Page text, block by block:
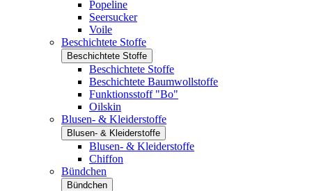
Popeline
Seersucker
Voile
Beschichtete Stoffe
Beschichtete Stoffe
Beschichtete Stoffe
Beschichtete Baumwollstoffe
Funktionsstoff "Bo"
Oilskin
Blusen- & Kleiderstoffe
Blusen- & Kleiderstoffe
Blusen- & Kleiderstoffe
Chiffon
Bündchen
Bündchen